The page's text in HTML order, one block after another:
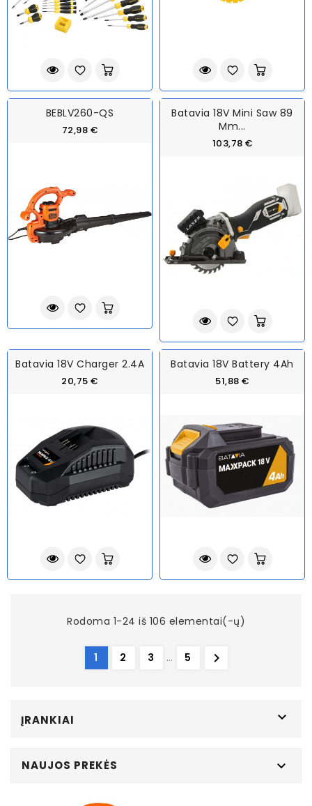
BEBLV260-QS
72,98 €
Batavia 18V Mini Saw 89
Mm...
103,78 €
Batavia 18V Charger 2.4A
20,75 €
Batavia 18V Battery 4Ah
51,88 €
Rodoma 1-24 iš 106 elementai(-ų)
1 2 3 … 5 
ĮRANKIAI 
NAUJOS PREKĖS 